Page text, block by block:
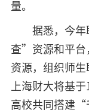
量。
据悉，今
查”资源和平台
资源，组织师
上海财大将基
高校共同搭建“